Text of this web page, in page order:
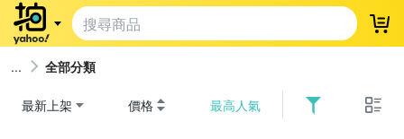
登
全部分類
最新上架 價格 最高人氣